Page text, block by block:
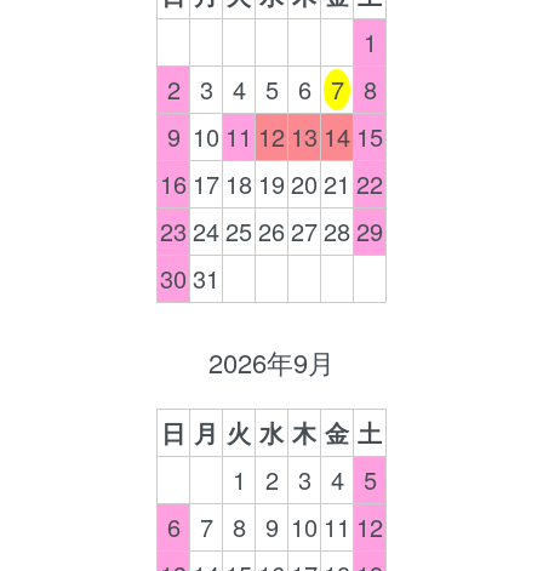
1
2 3 4 5 6 7 8
9 10 11 12 13 14 15
16 17 18 19 20 21 22
23 24 25 26 27 28 29
30 31
2026年9月
日 月 火 水 木 金 土
1
2 3 4 5
6
7 8 9 10 11 12